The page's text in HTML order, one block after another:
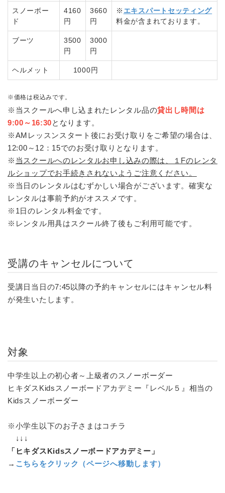
スノーボー
ド
4160
円
3660
円
※ エキスパートセッティング
料金が含まれております。
ブーツ
3500
円
3000
円
ヘルメット 1000円
※価格は税込みです。
※当スクールへ申し込まれたレンタル品の貸出し時間は
9:00～16:30となります。
※AMレッスンスタート後にお受け取りをご希望の場合は、
12:00～12：15でのお受け取りとなります。
※ 当スクールへのレンタルお申し込みの際は、１Fのレンタ
ルショップでお手続きされないようご注意ください。
※当日のレンタルはむずかしい場合がございます。確実な
レンタルは事前予約がオススメです。
※1日のレンタル料金です。
※レンタル用具はスクール終了後もご利用可能です。
受講のキャンセルについて
受講日当日の7:45以降の予約キャンセルにはキャンセル料
が発生いたします。
対象
中学生以上の初心者～上級者のスノーボーダー
ヒキダスKidsスノーボードアカデミー『レベル５』相当の
Kidsスノーボーダー
※小学生以下のお子さまはコチラ
↓↓↓
「ヒキダスKidsスノーボードアカデミー」
→ こちらをクリック（ページへ移動します）